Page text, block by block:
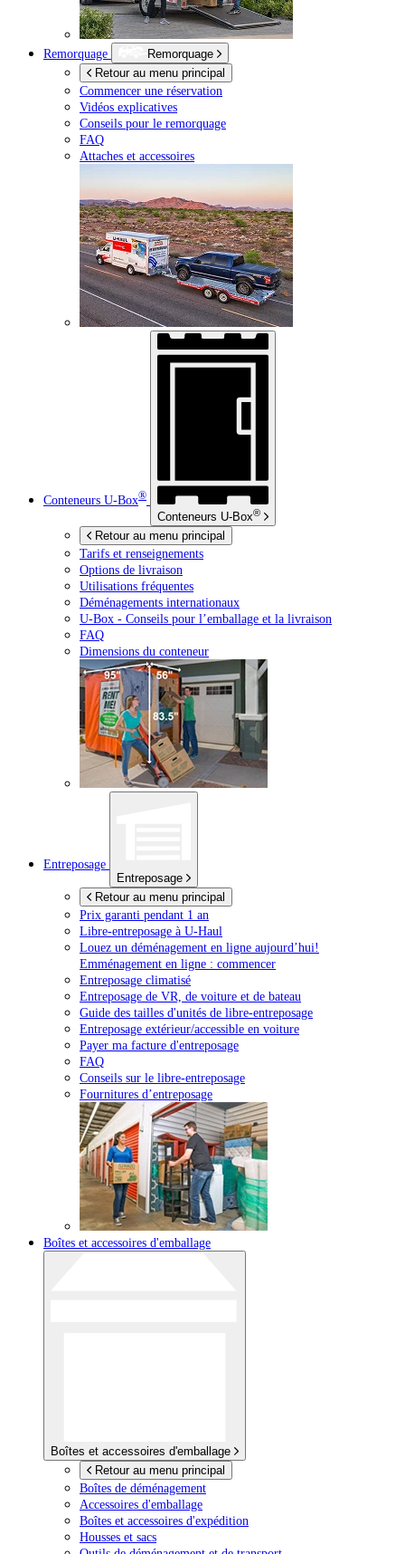
Remorquage
Remorquage
Retour au menu principal
Commencer une réservation
Vidéos explicatives
Conseils pour le remorquage
FAQ
Attaches et accessoires
Conteneurs U-Box®
Conteneurs U-Box®
Retour au menu principal
Tarifs et renseignements
Options de livraison
Utilisations fréquentes
Déménagements internationaux
U-Box - Conseils pour l’emballage et la livraison
FAQ
Dimensions du conteneur
Entreposage
Entreposage
Retour au menu principal
Prix garanti pendant 1 an
Libre-entreposage à U-Haul
Louez un déménagement en ligne aujourd’hui!
Emménagement en ligne : commencer
Entreposage climatisé
Entreposage de VR, de voiture et de bateau
Guide des tailles d'unités de libre-entreposage
Entreposage extérieur/accessible en voiture
Payer ma facture d'entreposage
FAQ
Conseils sur le libre-entreposage
Fournitures d’entreposage
Boîtes et accessoires d'emballage
Boîtes et accessoires d'emballage
Retour au menu principal
Boîtes de déménagement
Accessoires d'emballage
Boîtes et accessoires d'expédition
Housses et sacs